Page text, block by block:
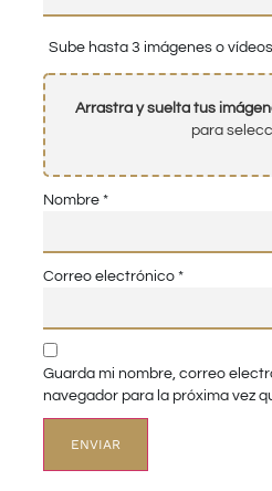
Sube hasta 3 imágenes o vídeos
Arrastra y suelta tus
para
Nombre *
Correo electrónico *
Guarda mi nombre, correo
navegador para la próxima vez